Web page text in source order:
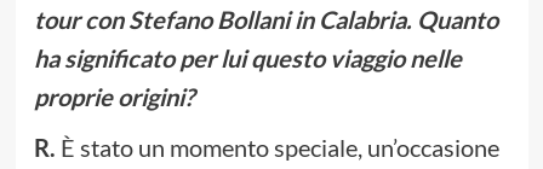
tour con Stefano Bollani in Calabria. Quanto
ha significato per lui questo viaggio nelle
proprie origini?
R. È stato un momento speciale, un’occasione